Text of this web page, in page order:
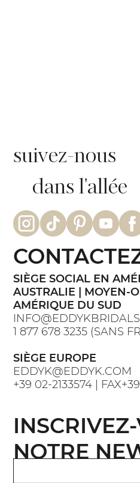
suivez-nous
dans l'allée
SIÈGE SOCIAL EN
AUSTRALIE | MOYEN-
AMÉRIQUE DU SUD
1 877 678 3235 (SANS
SIÈGE EUROPE
EDDYK@EDDYK.COM
+39 02-2133574 |
NOTRE